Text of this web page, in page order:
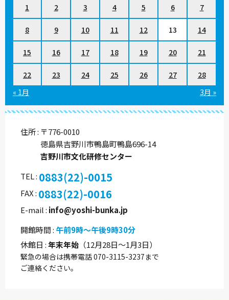
1
2 3 4 5 6 7
8 9 10 11 12 13 14
15 16 17 18 19 20 21
22 23 24 25 26 27
28
« 1月
3月 »
住所 〒776-0010
徳島県吉野川市鴨島町鴨島696-14
吉野川市文化研修センター
TEL 0883(22)-0015
FAX 0883(22)-0016
E-mail info@yoshi-bunka.jp
開館時間 午前9時～午後9時30分
休館日 年末年始 （12月28日～1月3日）
緊急の場合は携帯電話 070-3115-3237まで
ご連絡ください。